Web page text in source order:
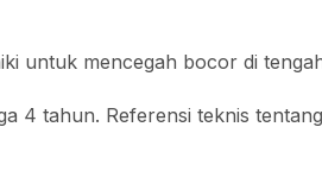
untuk mencegah bocor di
4 tahun. Referensi teknis